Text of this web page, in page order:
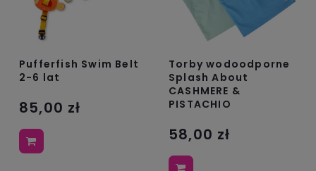
Pufferfish Swim Belt
2-6 lat
85,00 zł
Torby wodoodporne
Splash About
CASHMERE &
PISTACHIO
58,00 zł